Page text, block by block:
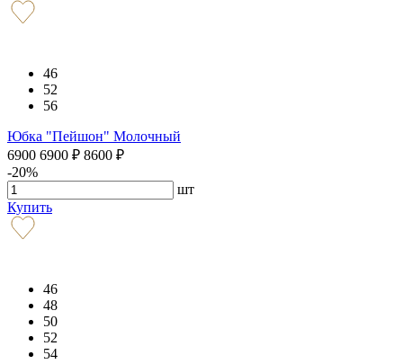
46
52
56
Юбка "Пейшон" Молочный
6900 6900 ₽ 8600 ₽
-20%
шт
Купить
46
48
50
52
54